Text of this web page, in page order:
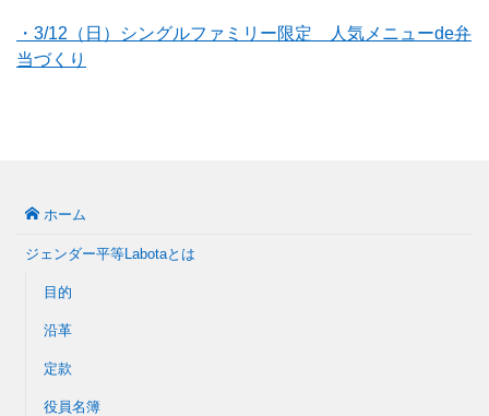
・3/12（日）シングルファミリー限定 人気メニューde弁
当づくり
ホーム
ジェンダー平等Labotaとは
目的
沿革
定款
役員名簿